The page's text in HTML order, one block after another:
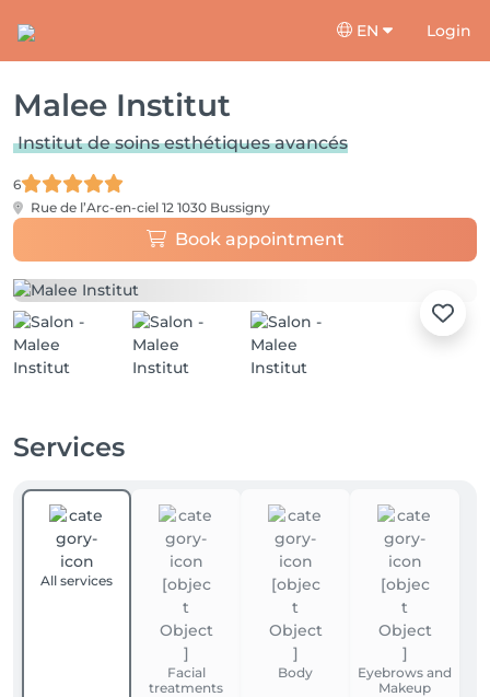
EN Login
Malee Institut
Institut de soins esthétiques avancés
6
Rue de l’Arc-en-ciel 12 1030 Bussigny
Book appointment
Services
All services
Facial
treatments
Body
Eyebrows and
Makeup